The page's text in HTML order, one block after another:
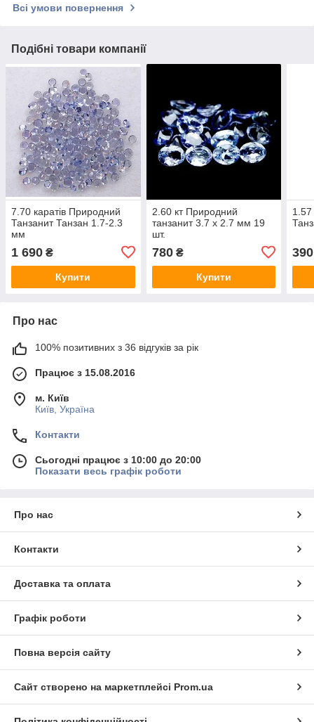
Всі умови повернення
Подібні товари компанії
7.70 каратів Природний
Танзанит Танзан 1.7-2.3
мм
1 690 ₴
Купити
2.60 кт Природний
танзанит 3.7 х 2.7 мм 19
шт.
780₴
Купити
390
Про нас
100% позитивних з 36 відгуків за рік
Працює з 15.08.2016
м. Київ
Київ, Україна
Контакти
Сьогодні працює з 10:00 до 20:00
Показати весь графік роботи
Про нас
Контакти
Доставка та оплата
Графік роботи
Повна версія сайту
Сайт створено на маркетплейсі Prom.ua